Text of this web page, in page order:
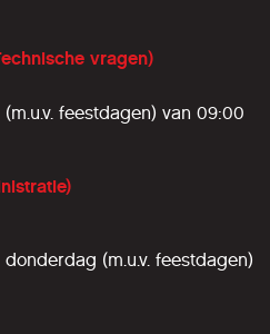
vragen)
feestdagen) van 09:00
(m.u.v. feestdagen)